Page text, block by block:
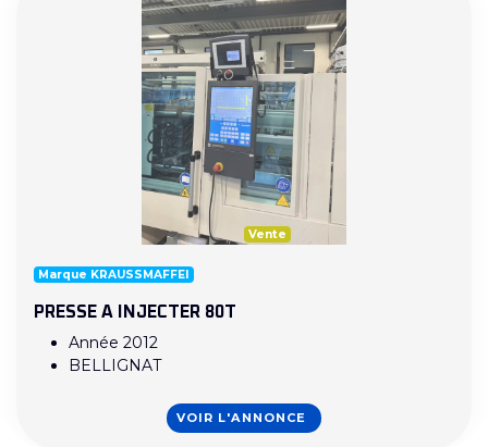
Vente
Marque KRAUSSMAFFEI
PRESSE A INJECTER 80T
Année 2012
BELLIGNAT
VOIR L'ANNONCE